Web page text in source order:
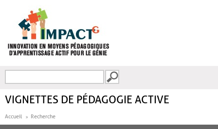
FORMULAIRE DE
VIGNETTES DE PÉDAGOGIE ACTIVE
Accueil Recherche